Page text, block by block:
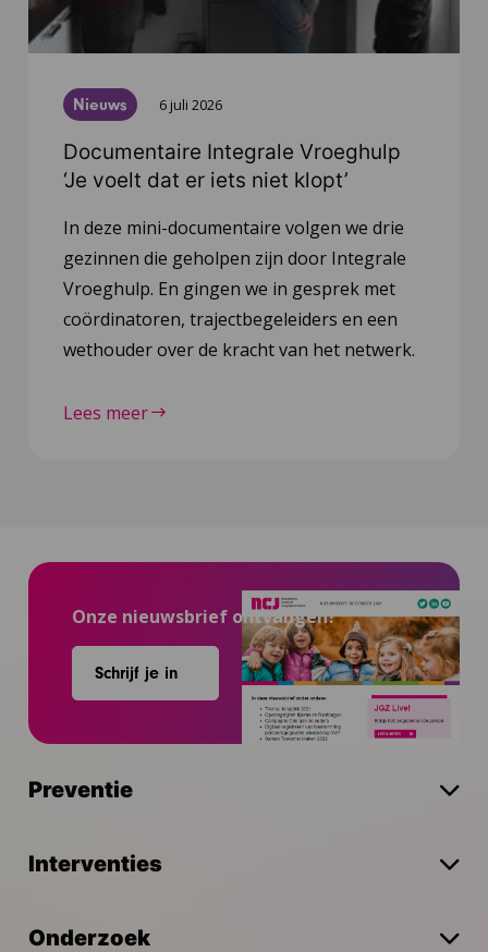
Nieuws 6 juli 2026
Documentaire Integrale Vroeghulp
‘Je voelt dat er iets niet klopt’
In deze mini-documentaire volgen we drie
gezinnen die geholpen zijn door Integrale
Vroeghulp. En gingen we in gesprek met
coördinatoren, trajectbegeleiders en een
wethouder over de kracht van het netwerk.
Lees meer
Onze nieuwsbrief ontvangen?
Schrijf je in
Preventie
Interventies
Onderzoek